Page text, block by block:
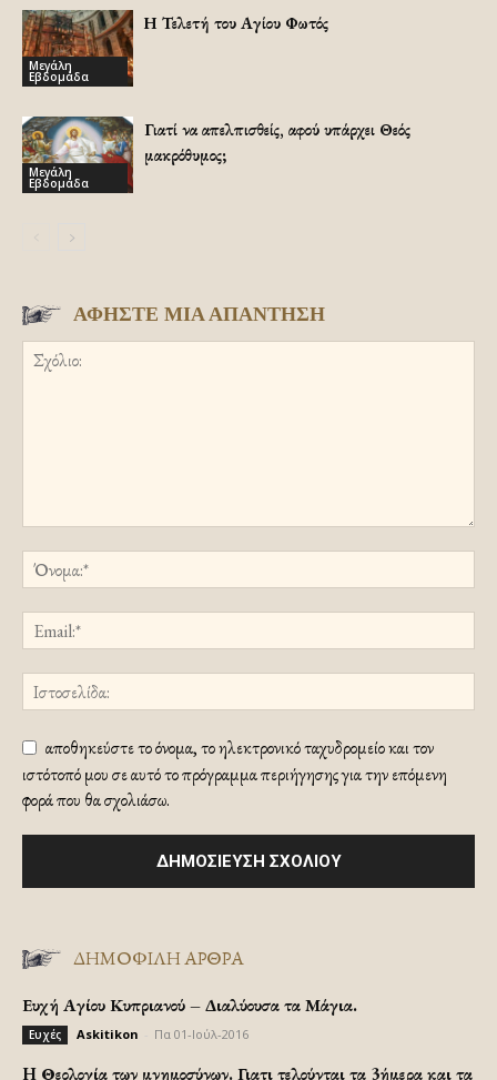
Μεγάλη
Εβδομάδα
Η Τελετή του Αγίου Φωτός
Μεγάλη
Εβδομάδα
Γιατί να απελπισθείς, αφού υπάρχει Θεός
μακρόθυμος;
ΑΦΗΣΤΕ ΜΙΑ ΑΠΑΝΤΗΣΗ
αποθηκεύστε το όνομα, το ηλεκτρονικό ταχυδρομείο και τον
ιστότοπό μου σε αυτό το πρόγραμμα περιήγησης για την επόμενη
φορά που θα σχολιάσω.
ΔΗΜΟΦΙΛΗ ΑΡΘΡΑ
Ευχή Αγίου Κυπριανού – Διαλύουσα τα Μάγια.
Ευχές Askitikon Πα 01-Ιούλ-2016
H Θεολογία των μνημοσύνων. Γιατι τελούνται τα 3ήμερα και τα